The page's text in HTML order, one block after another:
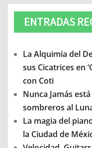
ENTRADAS
La Alquimia del
sus Cicatrices en
con Coti
Nunca Jamás
sombreros al
La magia del
la Ciudad de